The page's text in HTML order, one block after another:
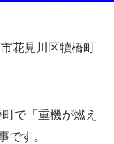
花見川区犢橋町
で「重機が燃え
です。